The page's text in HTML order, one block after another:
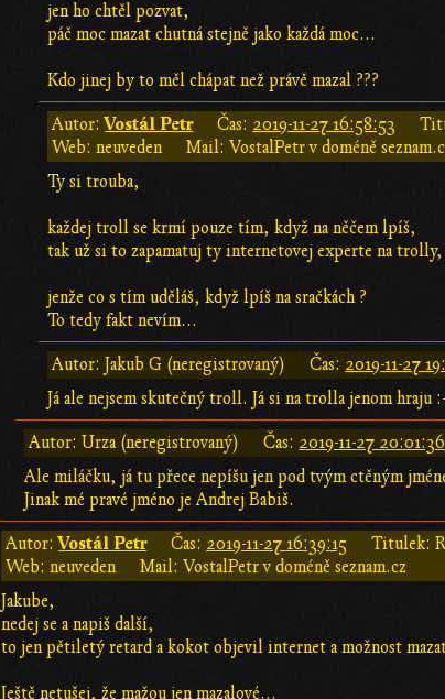
jen ho chtěl pozvat,
páč moc mazat chutná stejně jako každá moc...
Kdo jinej by to měl chápat než právě mazal ???
Autor:Vostál Petr Čas: 2019-11-27 16:58:53
Web: neuveden
Mail: VostalPetr v doméně
Ty si trouba,
každej troll se krmí pouze tím, když na něčem lpíš,
tak už si to zapamatuj ty internetovej experte na trolly,
jenže co s tím uděláš, když lpíš na sračkách ?
To tedy fakt nevím...
Autor: Jakub G (neregistrovaný) Čas: 2019-11-27
Já ale nejsem skutečný troll. Já si na trolla jenom hraju
Autor: Urza (neregistrovaný) Čas: 2019-11-27 20:01:36
Ale miláčku, já tu přece nepíšu jen pod tvým ctěným
Jinak mé pravé jméno je Andrej Babiš.
Autor:Vostál Petr Čas: 2019-11-27 16:39:15 Titulek:
Web: neuveden
Mail: VostalPetr v doméně seznam.cz
Jakube,
nedej se a napiš další,
to jen pětiletý retard a kokot objevil internet a možnost
Ještě netušej, že mažou jen mazalové...